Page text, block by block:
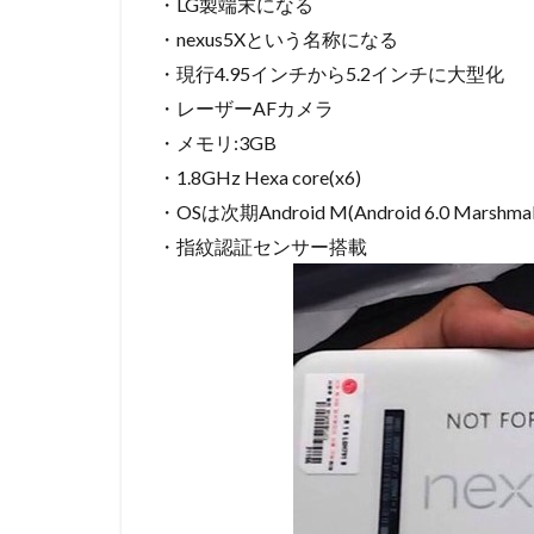
・nexus5Xという名称になる
・現行4.95インチから5.2インチに大型化
・レーザーAFカメラ
・メモリ:3GB
・1.8GHz Hexa core(x6)
・OSは次期Android M(Android 6.0
・指紋認証センサー搭載